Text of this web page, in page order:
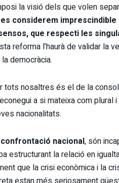
la visió dels que volen
considerem
que respecti les
reforma l’haurà de validar la
democràcia.
nosaltres és el de la
a si mateixa com plural
nacionalitats.
nacional, són
estructurant la relació en
que la crisi econòmica i la